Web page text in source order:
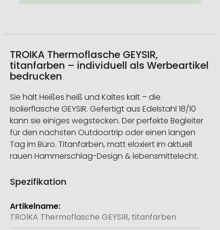
TROIKA Thermoflasche GEYSIR,
titanfarben – individuell als Werbeartikel
bedrucken
Sie hält Heißes heiß und Kaltes kalt – die
Isolierflasche GEYSIR. Gefertigt aus Edelstahl 18/10
kann sie einiges wegstecken. Der perfekte Begleiter
für den nächsten Outdoortrip oder einen langen
Tag im Büro. Titanfarben, matt eloxiert im aktuell
rauen Hammerschlag-Design & lebensmittelecht.
Spezifikation
Weitere
Informationen
TROIKA Thermoflasche GEYSIR, titanfarben